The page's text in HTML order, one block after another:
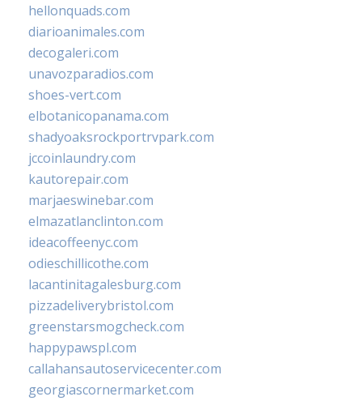
hellonquads.com
diarioanimales.com
decogaleri.com
unavozparadios.com
shoes-vert.com
elbotanicopanama.com
shadyoaksrockportrvpark.com
jccoinlaundry.com
kautorepair.com
marjaeswinebar.com
elmazatlanclinton.com
ideacoffeenyc.com
odieschillicothe.com
lacantinitagalesburg.com
pizzadeliverybristol.com
greenstarsmogcheck.com
happypawspl.com
callahansautoservicecenter.com
georgiascornermarket.com